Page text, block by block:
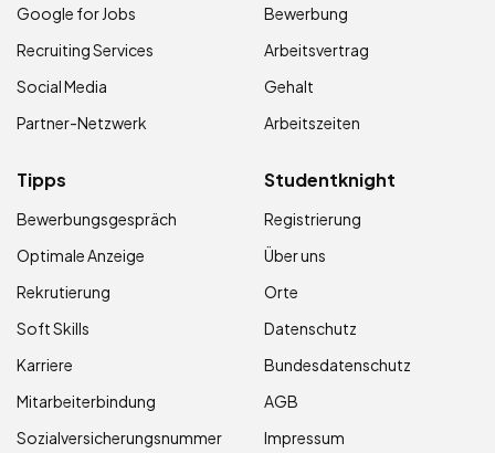
Google for Jobs
Recruiting Services
Social Media
Partner-Netzwerk
Bewerbung
Arbeitsvertrag
Gehalt
Arbeitszeiten
Tipps
Bewerbungsgespräch
Optimale Anzeige
Rekrutierung
Soft Skills
Karriere
Mitarbeiterbindung
Sozialversicherungsnummer
Studentknight
Registrierung
Über uns
Orte
Datenschutz
Bundesdatenschutz
AGB
Impressum